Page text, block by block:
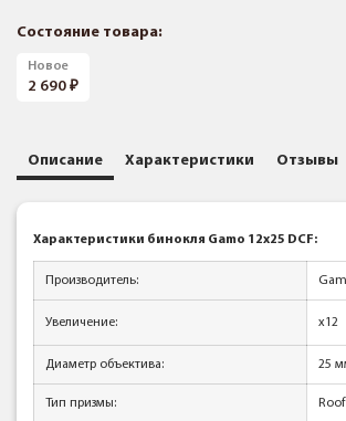
Состояние товара:
Новое
2 690
Описание Характеристики Отзывы
Характеристики бинокля Gamo 12x25 DCF:
Производитель:
Увеличение: x12
Диаметр объектива: 25
Тип призмы: Roof